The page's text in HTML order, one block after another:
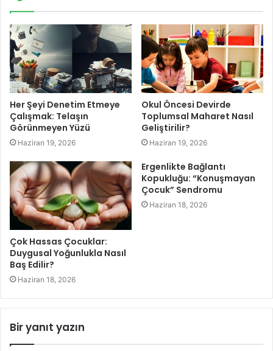
Her Şeyi Denetim Etmeye
Çalışmak: Telaşın
Görünmeyen Yüzü
Haziran 19, 2026
Okul Öncesi Devirde
Toplumsal Maharet Nasıl
Geliştirilir?
Haziran 19, 2026
Çok Hassas Çocuklar:
Duygusal Yoğunlukla Nasıl
Baş Edilir?
Haziran 18, 2026
Ergenlikte Bağlantı
Kopukluğu: “Konuşmayan
Çocuk” Sendromu
Haziran 18, 2026
Bir yanıt yazın